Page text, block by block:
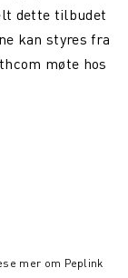
dette tilbudet
kan styres fra
møte hos
mer om Peplink